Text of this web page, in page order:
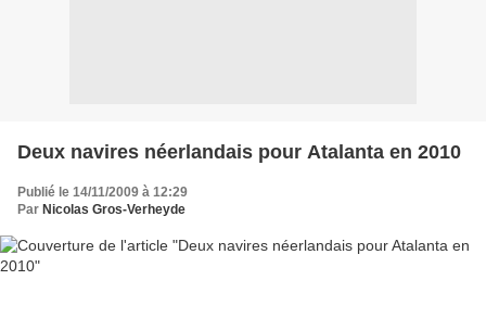
Deux navires néerlandais pour Atalanta en 2010
Publié le 14/11/2009 à 12:29
Par Nicolas Gros-Verheyde